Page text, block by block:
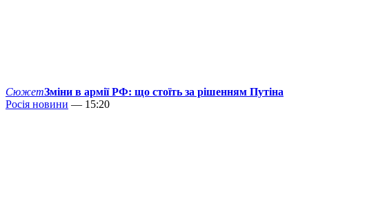
СюжетЗміни в армії РФ: що стоїть за рішенням Путіна
Росія новини — 15:20